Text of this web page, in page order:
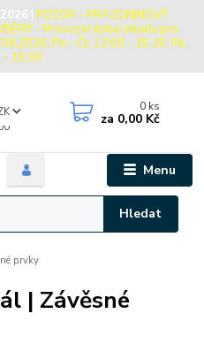
| POZOR - PRÁZDNINOVÝ
- Provozní doba skladu pro
Po - Čt: 13:00 - 15:30, Pá:
- 15:00
Menu
Hledat
0 ks
za 0,00 Kč
prvky
| Závěsné